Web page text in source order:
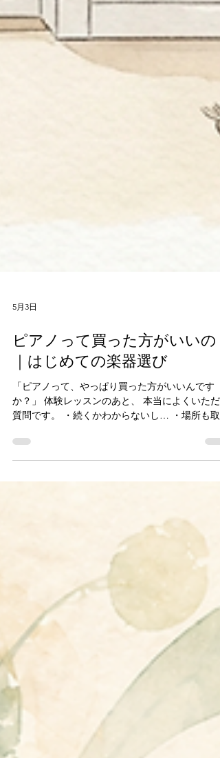
5月3日
ピアノって買った方がいいの
｜はじめての楽器選び
か？」 体験レッスンのあと、 本当によくいただ
質問です。 ・続くかわからないし… ・場所も取
必ず用意しておく必要はありません。 ■なぜ必要
なるのか レッスンは基本的に週1回です。 その時
間だけで上達するかというと、 やはり難しいで
す。 少しずつでもいいので、 👉 おうちでの練習
（自宅学習） があることで、初めて力がついてい
きます。 なので、 「続けていくなら、どこかの
イミングで必要になる」 というイメージが一番し
っくりきます。 ■ここで一番多い失敗 実はよくあ
るのがこのパターンです。 「とりあえず安いキー
ボードでいいかな…」 最初は問題ないのですが、
少し進むとこんなことが起きます。 ・鍵盤が軽す
ぎてコントロールが難しい ・音の強弱がつかない
・弾き方にクセがついてしまう 結果として、 👉
結局、買い替えになるケースが多いです。 だから